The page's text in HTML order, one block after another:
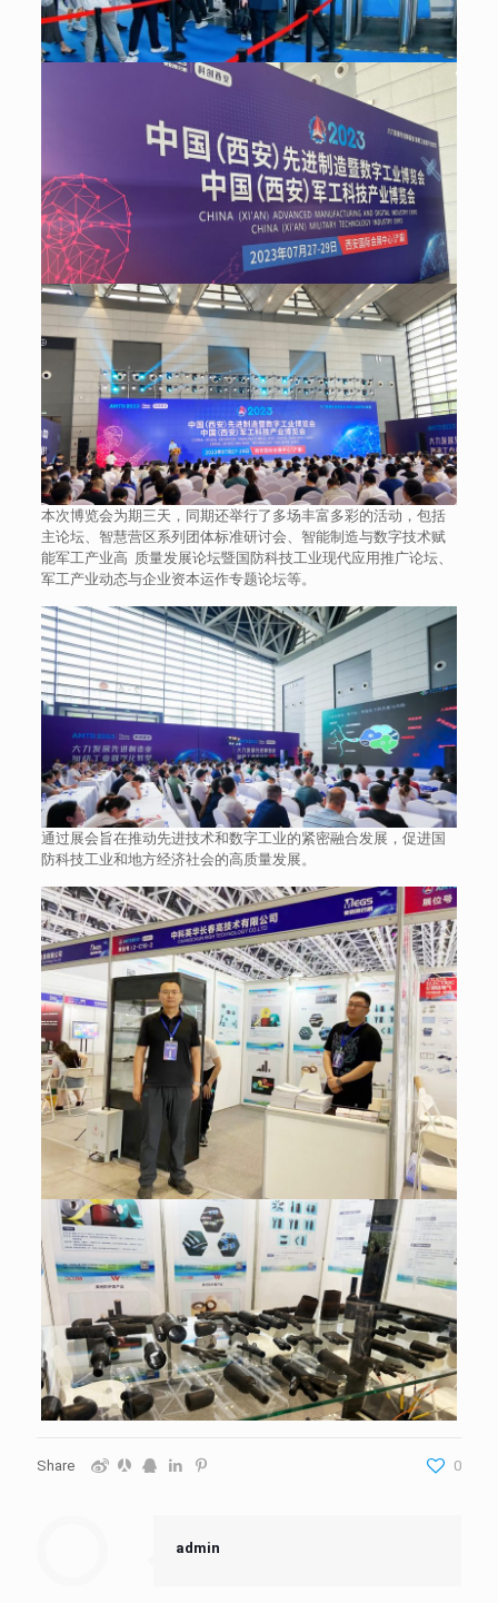
本次博览会为期三天，同期还举行了多场丰富多彩的活动，包括
主论坛、智慧营区系列团体标准研讨会、智能制造与数字技术赋
能军工产业高 质量发展论坛暨国防科技工业现代应用推广论坛、
军工产业动态与企业资本运作专题论坛等。
通过展会旨在推动先进技术和数字工业的紧密融合发展，促进国
防科技工业和地方经济社会的高质量发展。
Share 0
admin